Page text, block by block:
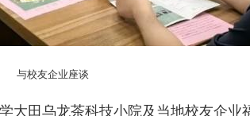
与校友企业座谈
大田乌龙茶科技小院及当地校友企业